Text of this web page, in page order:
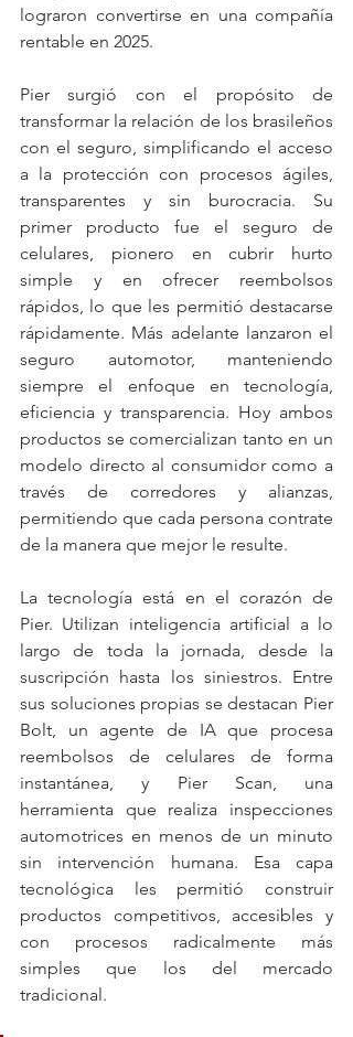
lograron convertirse en una compañía
rentable en 2025.
Pier surgió con el propósito de
transformar la relación de los brasileños
con el seguro, simplificando el acceso
a la protección con procesos ágiles,
transparentes y sin burocracia. Su
primer producto fue el seguro de
celulares, pionero en cubrir hurto
simple y en ofrecer reembolsos
rápidos, lo que les permitió destacarse
rápidamente. Más adelante lanzaron el
seguro automotor, manteniendo
siempre el enfoque en tecnología,
eficiencia y transparencia. Hoy ambos
productos se comercializan tanto en un
modelo directo al consumidor como a
través de corredores y alianzas,
permitiendo que cada persona contrate
de la manera que mejor le resulte.
La tecnología está en el corazón de
Pier. Utilizan inteligencia artificial a lo
largo de toda la jornada, desde la
suscripción hasta los siniestros. Entre
sus soluciones propias se destacan Pier
Bolt, un agente de IA que procesa
reembolsos de celulares de forma
instantánea, y Pier Scan, una
herramienta que realiza inspecciones
automotrices en menos de un minuto
sin intervención humana. Esa capa
tecnológica les permitió construir
productos competitivos, accesibles y
con procesos radicalmente más
simples que los del mercado
tradicional.